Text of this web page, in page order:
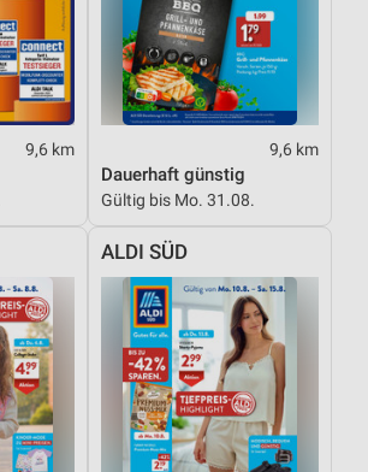
9,6 km 9,6 km
Dauerhaft günstig
Gültig bis Mo. 31.08.
ALDI SÜD